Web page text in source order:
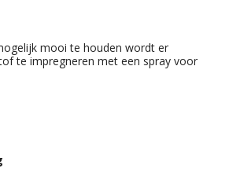
mooi te houden wordt er
te impregneren met een spray voor